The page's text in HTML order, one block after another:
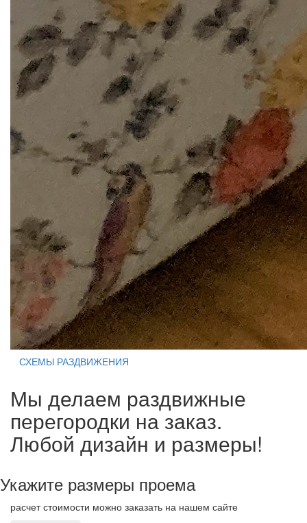
СХЕМЫ РАЗДВИЖЕНИЯ
Мы делаем раздвижные
перегородки на заказ.
Любой дизайн и размеры!
Укажите размеры проема
расчет стоимости можно заказать на нашем сайте